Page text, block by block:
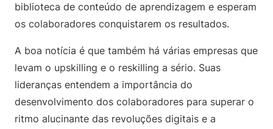
biblioteca de conteúdo de aprendizagem e esperam
os colaboradores conquistarem os resultados.
A boa notícia é que também há várias empresas que
levam o upskilling e o reskilling a sério. Suas
lideranças entendem a importância do
desenvolvimento dos colaboradores para superar o
ritmo alucinante das revoluções digitais e a